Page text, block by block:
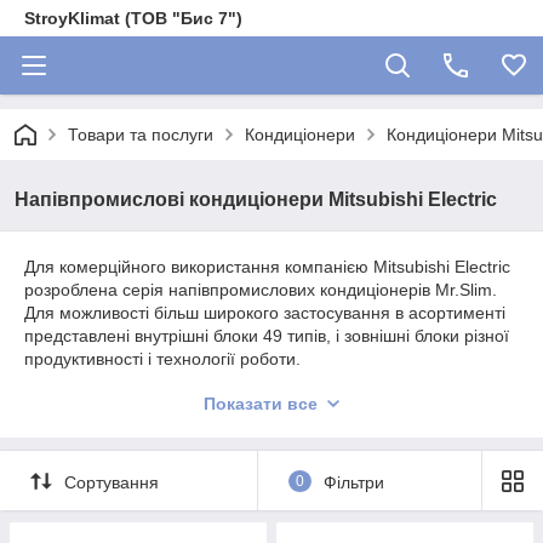
StroyKlimat (ТОВ "Бис 7")
Товари та послуги Кондиціонери Кондиціонери
Напівпромислові кондиціонери Mitsubishi Electric
Для комерційного використання компанією Mitsubishi Electric
розроблена серія напівпромислових кондиціонерів Mr.Slim.
Для можливості більш широкого застосування в асортименті
представлені внутрішні блоки 49 типів, і зовнішні блоки різної
продуктивності і технології роботи.
організація мультисистем шляхом підключення до 4
моделі). Крім того, все обладнання виготовляється з
можливістю широкого контролю параметрів і
Показати все
Сортування 0 Фільтри